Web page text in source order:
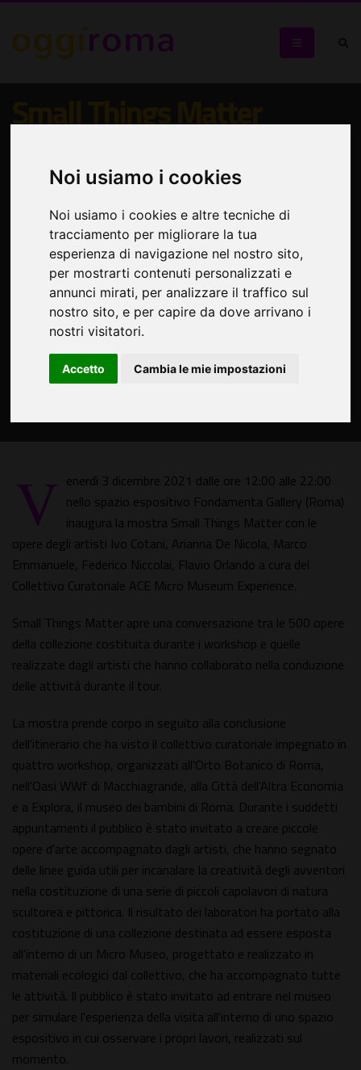
Noi usiamo i cookies
Noi usiamo i cookies e altre tecniche di
tracciamento per migliorare la tua
esperienza di navigazione nel nostro sito,
per mostrarti contenuti personalizzati e
annunci mirati, per analizzare il traffico sul
nostro sito, e per capire da dove arrivano i
nostri visitatori.
Accetto Cambia le mie impostazioni
Small Things Matter
V enerdì 3 dicembre 2021 dalle ore 12:00 alle 22:00
nello spazio espositivo Fondamenta Gallery (Roma)
inaugura la mostra Small Things Matter con le
opere degli artisti Ivo Cotani, Arianna De Nicola, Marco
Emmanuele, Federico Niccolai, Flavio Orlando a cura del
Collettivo Curatoriale ACE Micro Museum Experience.
Small Things Matter apre una conversazione tra le 500 opere
della collezione costituita durante i workshop e quelle
realizzate dagli artisti che hanno collaborato nella conduzione
delle attività durante il tour.
La mostra prende corpo in seguito alla conclusione
dell'itinerario che ha visto il collettivo curatoriale impegnato in
quattro workshop, organizzati all'Orto Botanico di Roma,
nell'Oasi WWf di Macchiagrande, alla Città dell'Altra Economia
e a Explora, il museo dei bambini di Roma. Durante i suddetti
appuntamenti il pubblico è stato invitato a creare piccole
opere d'arte accompagnato dagli artisti, che hanno segnato
delle linee guida utili per incanalare la creatività degli avventori
nella costituzione di una serie di piccoli capolavori di natura
scultorea e pittorica. Il risultato dei laboratori ha portato alla
costituzione di una collezione destinata ad essere esposta
all'interno di un Micro Museo, progettato e realizzato in
materiali ecologici dal collettivo, che ha accompagnato tutte
le attività. Il pubblico è stato invitato ad entrare nel museo
per simulare l'esperienza della visita all'interno di uno spazio
espositivo in cui osservare i propri lavori, realizzati sul
momento.